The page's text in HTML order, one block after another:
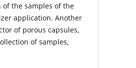
the samples of the
application. Another
of porous capsules,
of samples,